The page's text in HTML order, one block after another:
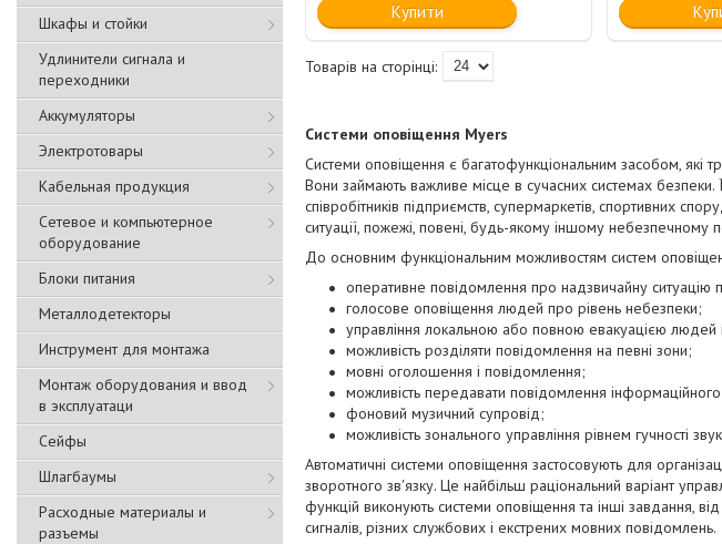
Шкафы и стойки
Удлинители сигнала и
переходники
Аккумуляторы
Электротовары
Кабельная продукция
Сетевое и компьютерное
оборудование
Блоки питания
Металлодетекторы
Инструмент для монтажа
Монтаж оборудования и ввод
в эксплуатаци
Сейфы
Шлагбаумы
Расходные материалы и
разъемы
Купити
Системи оповіщення Myers
Системи оповіщення є багатофункціональним засобом, які
Вони займають важливе місце в сучасних системах безпеки.
співробітників підприємств, супермаркетів, спортивних
ситуації, пожежі, повені, будь-якому іншому небезпечному
До основним функціональним можливостям систем
оперативне повідомлення про надзвичайну ситуацію
голосове оповіщення людей про рівень небезпеки;
управління локальною або повною евакуацією людей
можливість розділяти повідомлення на певні зони;
мовні оголошення і повідомлення;
можливість передавати повідомлення
фоновий музичний супровід;
можливість зонального управління рівнем гучності
Автоматичні системи оповіщення застосовують для
зворотного зв'язку. Це найбільш раціональний варіант
функцій виконують системи оповіщення та інші завдання,
сигналів, різних службових і екстрених мовних повідомлень.